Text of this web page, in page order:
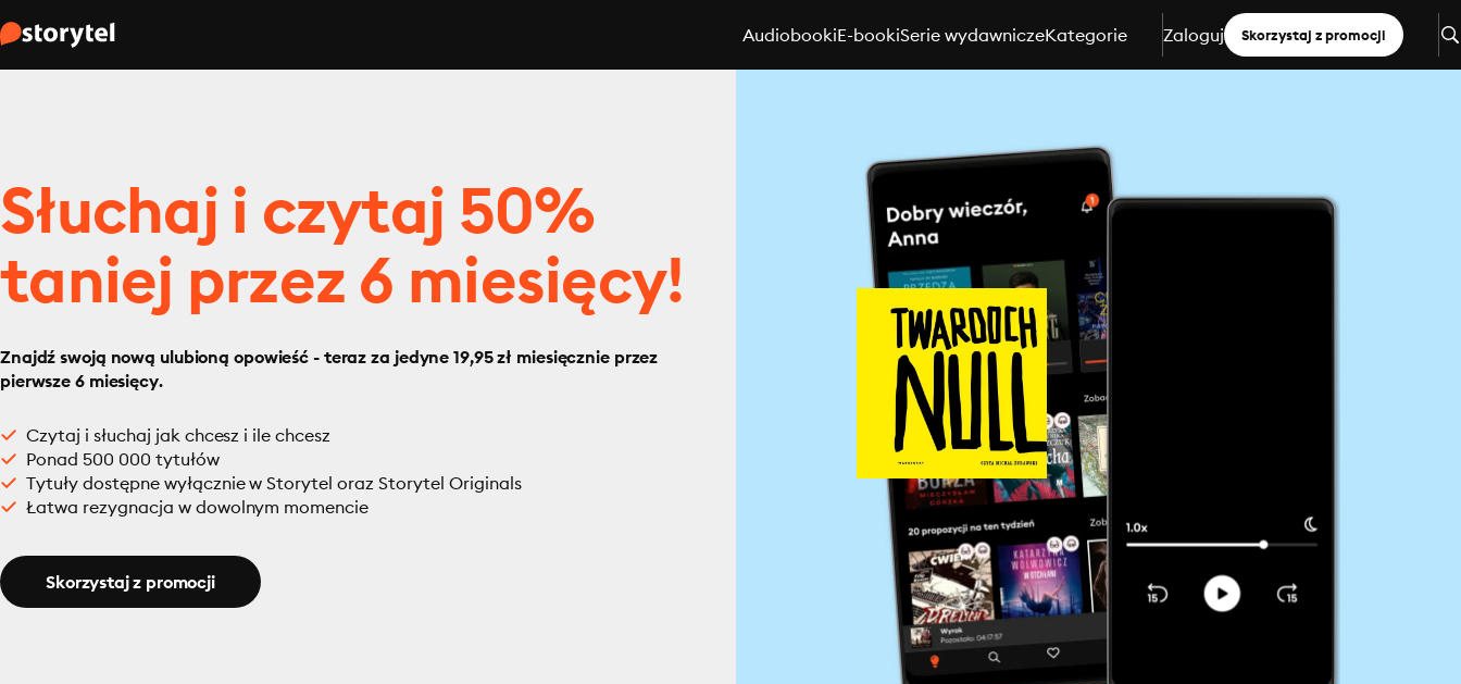
AudiobookiE-bookiSerie wydawniczeKategorie Zaloguj Skorzystaj z promocji
Słuchaj i czytaj 50%
taniej przez 6 miesięcy!
Znajdź swoją nową ulubioną opowieść - teraz za jedyne 19,95 zł miesięcznie przez
pierwsze 6 miesięcy.
Czytaj i słuchaj jak chcesz i ile chcesz
Ponad 500 000 tytułów
Tytuły dostępne wyłącznie w Storytel oraz Storytel Originals
Łatwa rezygnacja w dowolnym momencie
Skorzystaj z promocji